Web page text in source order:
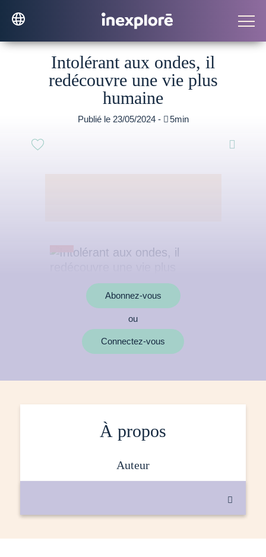
Intolérant aux ondes, il
redécouvre une vie plus
humaine
Publié le 23/05/2024 - 5min

Abonnez-vous
ou
Connectez-vous
À propos
auteur
